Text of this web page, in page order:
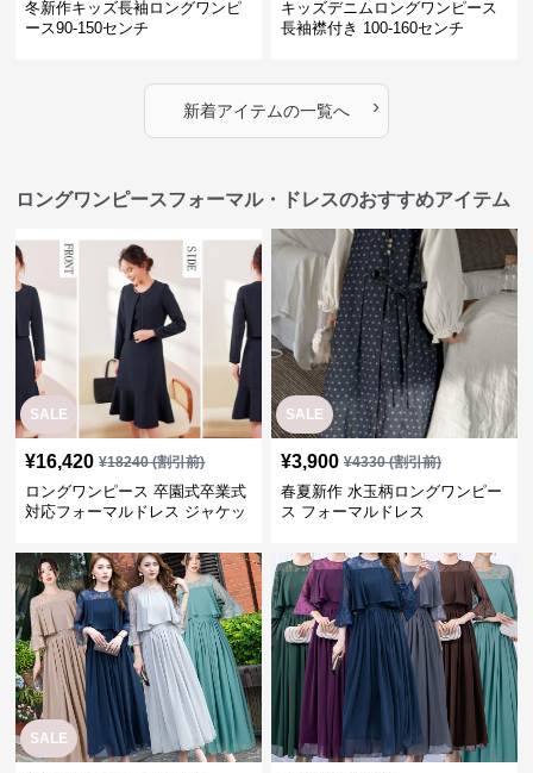
冬新作キッズ長袖ロングワンピ
ース90-150センチ
キッズデニムロングワンピース
長袖襟付き 100-160センチ
新着アイテムの一覧へ ›
ロングワンピースフォーマル・ドレスのおすすめアイテム
SALE
¥16,420 ¥18240(割引前)
ロングワンピース 卒園式卒業式
対応フォーマルドレス ジャケッ
SALE
¥3,900 ¥4330(割引前)
春夏新作 水玉柄ロングワンピー
ス フォーマルドレス
SALE